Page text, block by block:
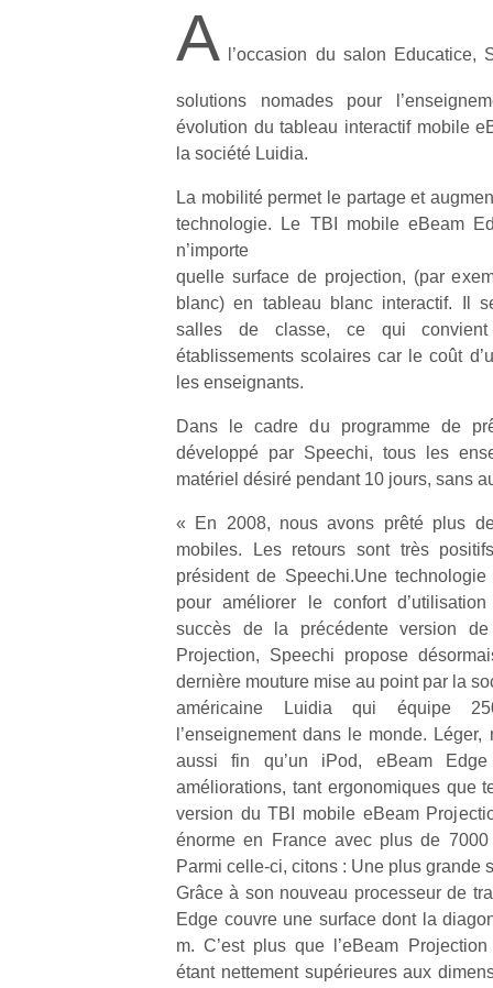
A l’occasion du salon Educatice,
solutions nomades pour
évolution du tableau interactif mobile
la société Luidia.
La mobilité permet le partage et
technologie. Le TBI mobile eBeam
n’importe
quelle surface de projection, (par
blanc) en tableau blanc interactif. Il
salles de classe, ce qui convient
établissements scolaires car le coût
les enseignants.
Dans le cadre du programme de
développé par Speechi, tous les
matériel désiré pendant 10 jours, sans
« En 2008, nous avons prêté plus
mobiles. Les retours sont très
président de Speechi.Une
pour améliorer le confort
succès de la précédente version
Projection, Speechi propose
dernière mouture mise au point par la
américaine Luidia qui équipe
l’enseignement dans le monde.
aussi fin qu’un iPod, eBeam
améliorations, tant ergonomiques que
version du TBI mobile eBeam
énorme en France avec plus de
Parmi celle-ci, citons : Une plus grande
Grâce à son nouveau processeur de
Edge couvre une surface dont la
m. C’est plus que l’eBeam
étant nettement supérieures aux